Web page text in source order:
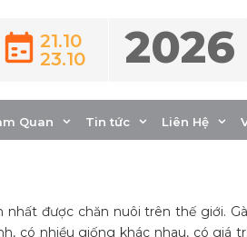
21.10
23.10
2026
Quan Tin tức Liên Hệ
gà thịt
được chăn nuôi trên thế giới.
có nhiều giống khác nhau, có giá